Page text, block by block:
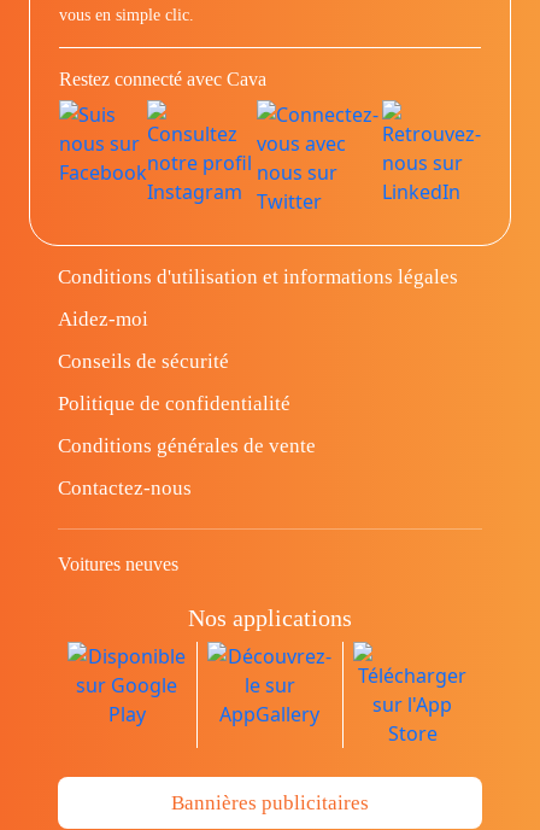
vous en simple clic.
Restez connecté avec Cava
Conditions d'utilisation et informations légales
Aidez-moi
Conseils de sécurité
Politique de confidentialité
Conditions générales de vente
Contactez-nous
Voitures neuves
Nos applications
Bannières publicitaires